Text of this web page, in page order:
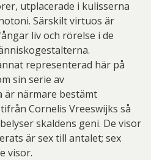
utplacerade i kulisserna
Särskilt virtuos är
liv och rörelse i de
representerad här på
sin serie av
är närmare bestämt
Cornelis Vreeswijks så
skaldens geni. De visor
är sex till antalet; sex
visor.